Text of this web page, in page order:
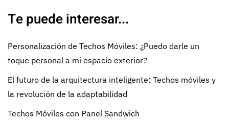
Te puede interesar...
Personalización de Techos Móviles: ¿Puedo darle un
toque personal a mi espacio exterior?
El futuro de la arquitectura inteligente: Techos móviles y
la revolución de la adaptabilidad
Techos Móviles con Panel Sandwich